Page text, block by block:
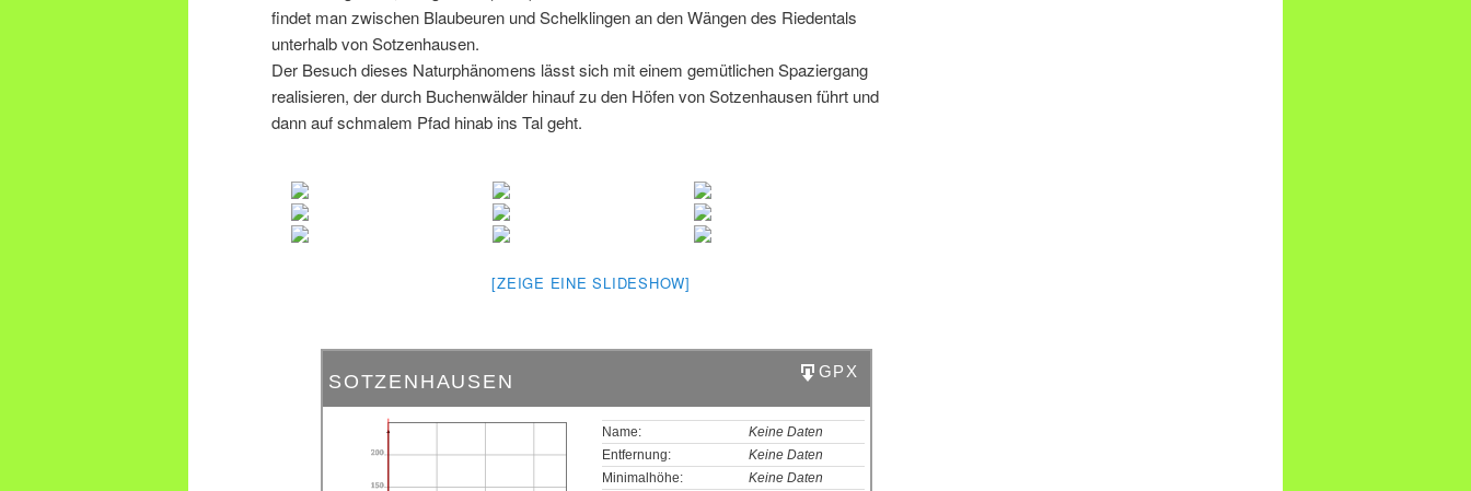
findet man zwischen Blaubeuren und Schelklingen an den Wängen des Riedentals
unterhalb von Sotzenhausen.
Der Besuch dieses Naturphänomens lässt sich mit einem gemütlichen Spaziergang
realisieren, der durch Buchenwälder hinauf zu den Höfen von Sotzenhausen führt und
dann auf schmalem Pfad hinab ins Tal geht.
[ZEIGE EINE SLIDESHOW]
SOTZENHAUSEN GPX
150
200
Name:
Keine Daten
Entfernung:
Keine Daten
Minimalhöhe:
Keine Daten